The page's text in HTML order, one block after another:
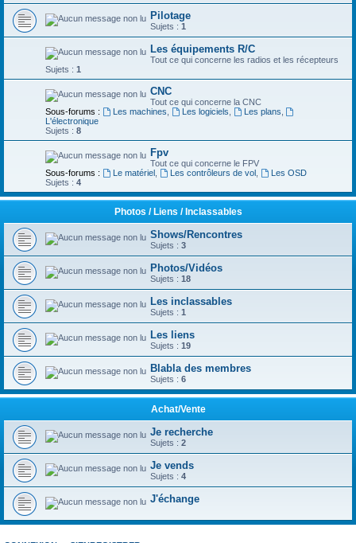
Pilotage
Sujets : 1
Les équipements R/C
Tout ce qui concerne les radios et les récepteurs
Sujets : 1
CNC
Tout ce qui concerne la CNC
Sous-forums :
Les machines Les logiciels Les plans
L'électronique
Sujets : 8
Fpv
Tout ce qui concerne le FPV
Sous-forums :
Le matériel, Les contrôleurs de vol,
Les OSD
Sujets : 4
Photos / Liens / Inclassables
Shows/Rencontres
Sujets : 3
Photos/Vidéos
Sujets : 18
Les inclassables
Sujets : 1
Les liens
Sujets : 19
Blabla des membres
Sujets : 6
Achat/Vente
Je recherche
Sujets : 2
Je vends
Sujets : 4
J'échange